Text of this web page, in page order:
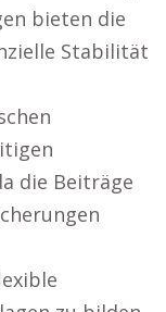
bieten die
Stabilität
die Beiträge